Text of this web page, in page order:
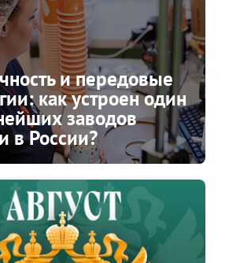
и передовые
как устроен один
заводов
в России?